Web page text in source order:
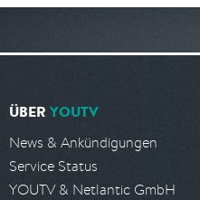
ÜBER YOUTV
News & Ankündigungen
Service Status
YOUTV & Netlantic GmbH